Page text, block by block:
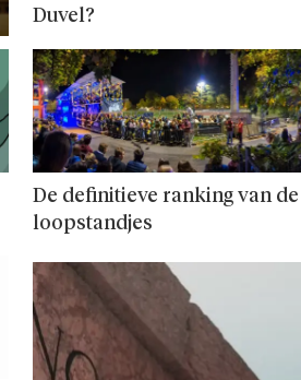
Duvel?
De definitieve ranking van de
loopstandjes